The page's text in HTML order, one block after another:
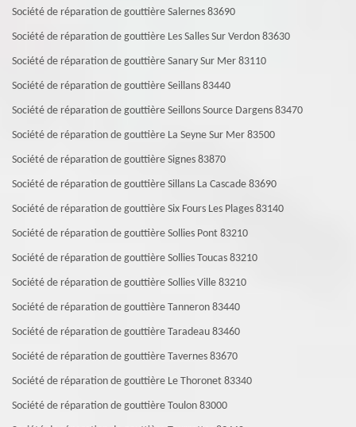
Société de réparation de gouttière Salernes 83690
Société de réparation de gouttière Les Salles Sur Verdon 83630
Société de réparation de gouttière Sanary Sur Mer 83110
Société de réparation de gouttière Seillans 83440
Société de réparation de gouttière Seillons Source Dargens 83470
Société de réparation de gouttière La Seyne Sur Mer 83500
Société de réparation de gouttière Signes 83870
Société de réparation de gouttière Sillans La Cascade 83690
Société de réparation de gouttière Six Fours Les Plages 83140
Société de réparation de gouttière Sollies Pont 83210
Société de réparation de gouttière Sollies Toucas 83210
Société de réparation de gouttière Sollies Ville 83210
Société de réparation de gouttière Tanneron 83440
Société de réparation de gouttière Taradeau 83460
Société de réparation de gouttière Tavernes 83670
Société de réparation de gouttière Le Thoronet 83340
Société de réparation de gouttière Toulon 83000